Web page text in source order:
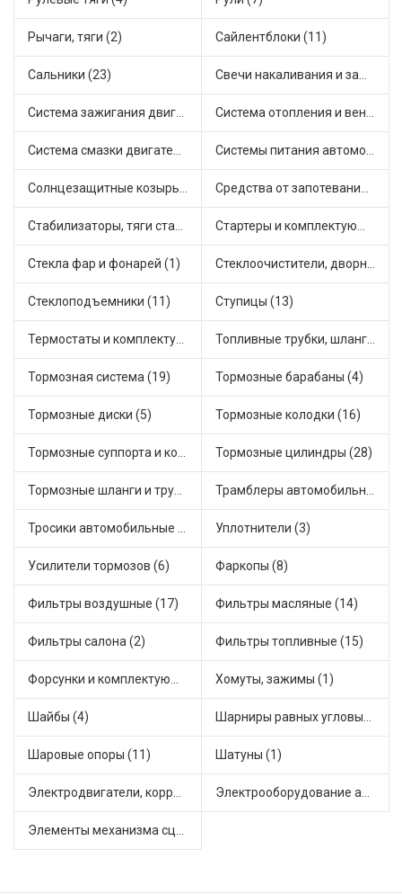
Рычаги, тяги (2) Сайлентблоки (11)
Сальники (23) Свечи накаливания и зажигания (22)
Система зажигания двигателя (5) Система отопления и вентиляции (8)
Система смазки двигателя (8) Системы питания автомобиля (15)
Солнцезащитные козырьки для салона автомобиля (1) Средства от запотевания и размораживатели стекла (1)
Стабилизаторы, тяги стабилизатора, стойки стабилиз (5) Стартеры и комплектующие (27)
Стекла фар и фонарей (1) Стеклоочистители, дворники (2)
Стеклоподъемники (11) Ступицы (13)
Термостаты и комплектующие системы охлаждения (50) Топливные трубки, шланги, магистрали и рампы (4)
Тормозная система (19) Тормозные барабаны (4)
Тормозные диски (5) Тормозные колодки (16)
Тормозные суппорта и комплектующие (3) Тормозные цилиндры (28)
Тормозные шланги и трубки (7) Трамблеры автомобильные (18)
Тросики автомобильные (20) Уплотнители (3)
Усилители тормозов (6) Фаркопы (8)
Фильтры воздушные (17) Фильтры масляные (14)
Фильтры салона (2) Фильтры топливные (15)
Форсунки и комплектующие (1) Хомуты, зажимы (1)
Шайбы (4) Шарниры равных угловых скоростей, приводные валы (16)
Шаровые опоры (11) Шатуны (1)
Электродвигатели, корректоры и приводы автомобильн (31) Электрооборудование автомобилей (15)
Элементы механизма сцепления (45)